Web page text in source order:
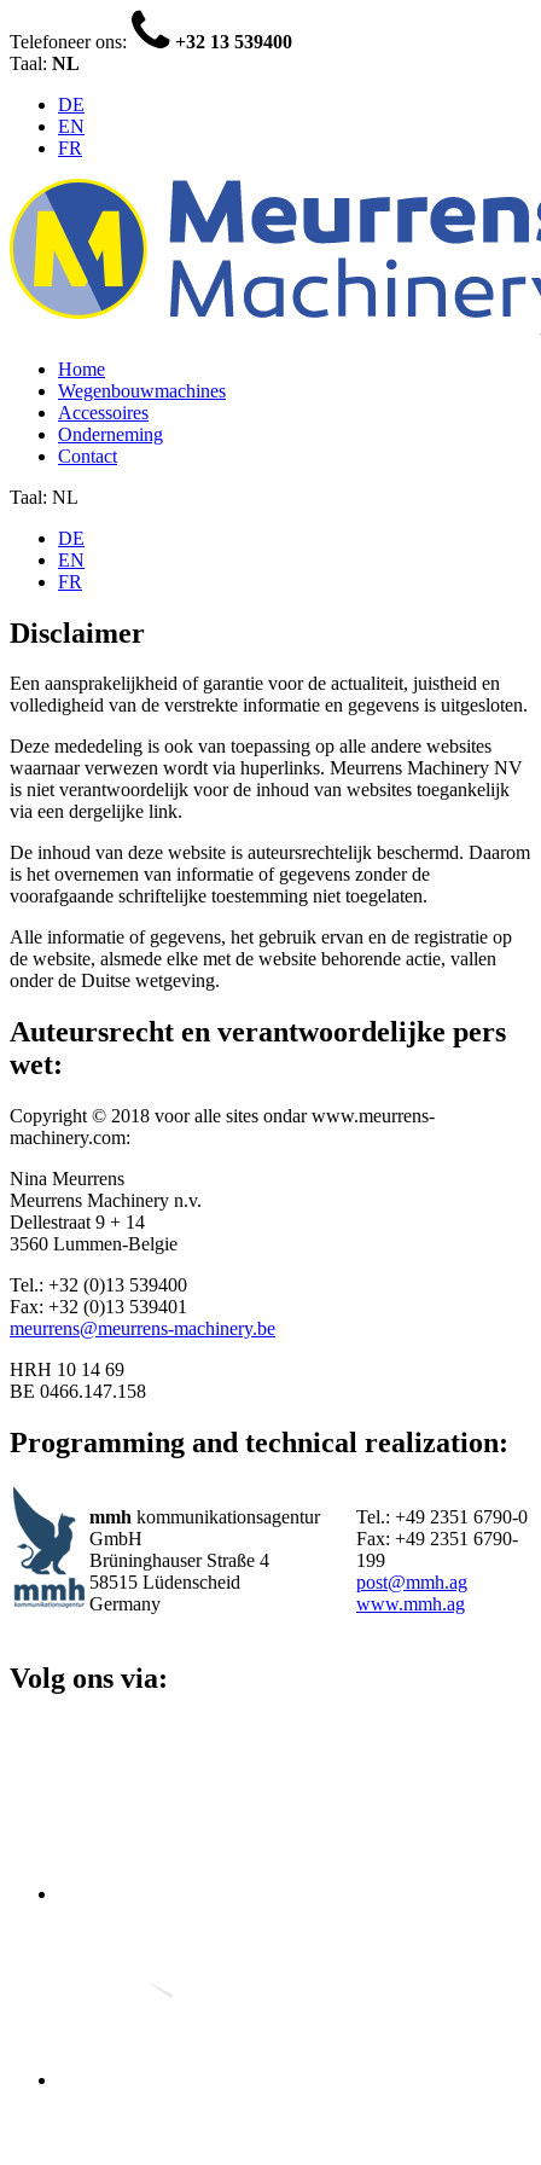
Telefoneer ons:
+32 13 539400
Taal: NL
DE
EN
FR
Home
Wegenbouwmachines
Accessoires
Onderneming
Contact
Taal: NL
DE
EN
FR
Disclaimer
Een aansprakelijkheid of garantie voor de actualiteit, juistheid en
volledigheid van de verstrekte informatie en gegevens is uitgesloten.
Deze mededeling is ook van toepassing op alle andere websites
waarnaar verwezen wordt via huperlinks. Meurrens Machinery NV
is niet verantwoordelijk voor de inhoud van websites toegankelijk
via een dergelijke link.
De inhoud van deze website is auteursrechtelijk beschermd. Daarom
is het overnemen van informatie of gegevens zonder de
voorafgaande schriftelijke toestemming niet toegelaten.
Alle informatie of gegevens, het gebruik ervan en de registratie op
de website, alsmede elke met de website behorende actie, vallen
onder de Duitse wetgeving.
Auteursrecht en verantwoordelijke pers
wet:
Copyright © 2018 voor alle sites ondar www.meurrens-
machinery.com:
Nina Meurrens
Meurrens Machinery n.v.
Dellestraat 9 + 14
3560 Lummen-Belgie
Tel.: +32 (0)13 539400
Fax: +32 (0)13 539401
meurrens@meurrens-machinery.be
HRH 10 14 69
BE 0466.147.158
Programming and technical realization:
mmh kommunikationsagentur
GmbH
Brüninghauser Straße 4
58515 Lüdenscheid
Germany
Tel.: +49 2351 6790-0
Fax: +49 2351 6790-
199
post@mmh.ag
www.mmh.ag
Volg ons via: